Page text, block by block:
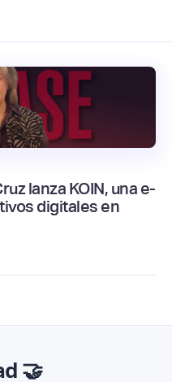
lanza KOIN, una e-
digitales en
🤝